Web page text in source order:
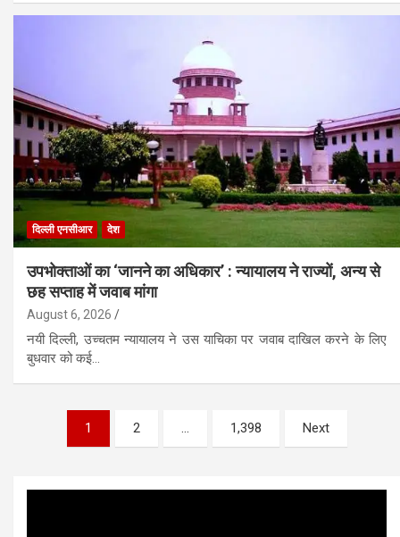
दिल्ली एनसीआर देश
उपभोक्ताओं का ‘जानने का अधिकार’ : न्यायालय ने राज्यों, अन्य से
छह सप्ताह में जवाब मांगा
August 6, 2026
नयी दिल्ली, उच्चतम न्यायालय ने उस याचिका पर जवाब दाखिल करने के लिए
बुधवार को कई…
pagination
1 2 … 1,398 Next